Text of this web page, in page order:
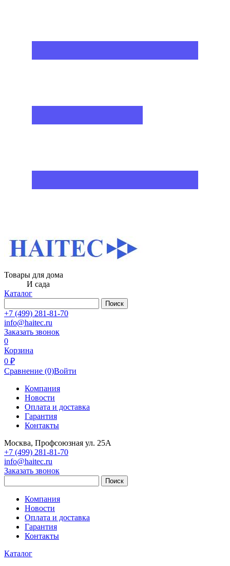
Товары для дома
И сада
Каталог
Поиск
+7 (499) 281-81-70
info@haitec.ru
Заказать звонок
0
Корзина
0 ₽
Сравнение (0)Войти
Компания
Новости
Оплата и доставка
Гарантия
Контакты
Москва, Профсоюзная ул. 25А
+7 (499) 281-81-70
info@haitec.ru
Заказать звонок
Поиск
Компания
Новости
Оплата и доставка
Гарантия
Контакты
Каталог